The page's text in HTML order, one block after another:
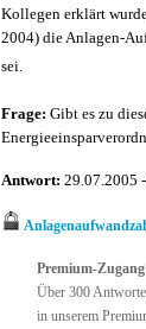
Kollegen erklärt
2004) die Anlagen-
sei.
Frage: Gibt es zu
Antwort: 29.07.2005
Premium-Zugang:
Über 300
in unserem